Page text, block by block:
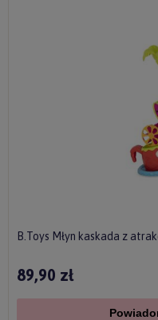
B.Toys Młyn kaskada z
89,90 zł